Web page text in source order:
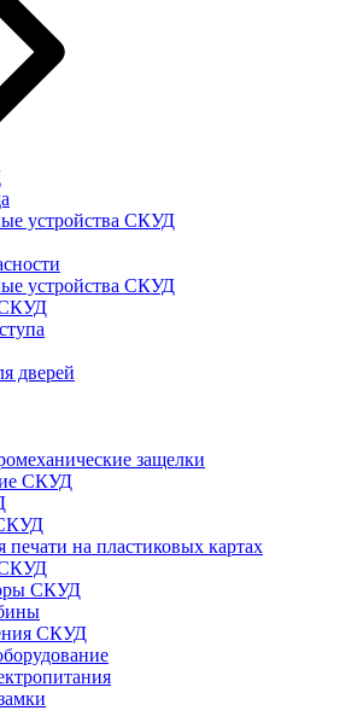
устройства СКУД
устройства СКУД
СКУД
дверей
защелки
СКУД
печати на пластиковых картах
СКУД
СКУД
СКУД